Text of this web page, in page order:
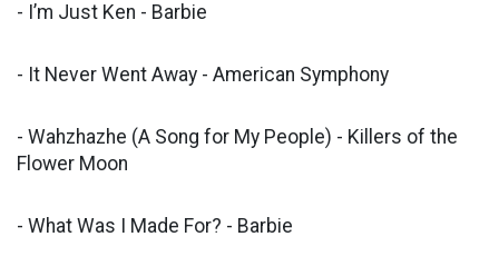
- I’m Just Ken - Barbie
- It Never Went Away - American Symphony
- Wahzhazhe (A Song for My People) - Killers of the
Flower Moon
- What Was I Made For? - Barbie